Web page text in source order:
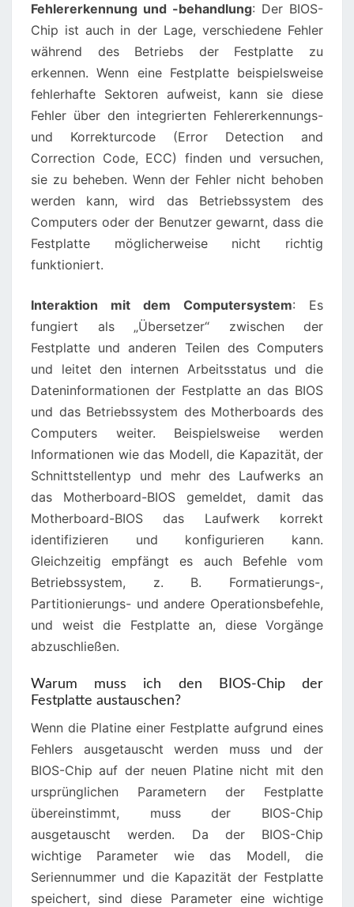
Fehlererkennung und -behandlung: Der BIOS-
Chip ist auch in der Lage, verschiedene Fehler
während des Betriebs der Festplatte zu
erkennen. Wenn eine Festplatte beispielsweise
fehlerhafte Sektoren aufweist, kann sie diese
Fehler über den integrierten Fehlererkennungs-
und Korrekturcode (Error Detection and
Correction Code, ECC) finden und versuchen,
sie zu beheben. Wenn der Fehler nicht behoben
werden kann, wird das Betriebssystem des
Computers oder der Benutzer gewarnt, dass die
Festplatte möglicherweise nicht richtig
funktioniert.
Interaktion mit dem Computersystem: Es
fungiert als „Übersetzer“ zwischen der
Festplatte und anderen Teilen des Computers
und leitet den internen Arbeitsstatus und die
Dateninformationen der Festplatte an das BIOS
und das Betriebssystem des Motherboards des
Computers weiter. Beispielsweise werden
Informationen wie das Modell, die Kapazität, der
Schnittstellentyp und mehr des Laufwerks an
das Motherboard-BIOS gemeldet, damit das
Motherboard-BIOS das Laufwerk korrekt
identifizieren und konfigurieren kann.
Gleichzeitig empfängt es auch Befehle vom
Betriebssystem, z. B. Formatierungs-,
Partitionierungs- und andere Operationsbefehle,
und weist die Festplatte an, diese Vorgänge
abzuschließen.
Warum muss ich den BIOS-Chip der
Festplatte austauschen?
Wenn die Platine einer Festplatte aufgrund eines
Fehlers ausgetauscht werden muss und der
BIOS-Chip auf der neuen Platine nicht mit den
ursprünglichen Parametern der Festplatte
übereinstimmt, muss der BIOS-Chip
ausgetauscht werden. Da der BIOS-Chip
wichtige Parameter wie das Modell, die
Seriennummer und die Kapazität der Festplatte
speichert, sind diese Parameter eine wichtige